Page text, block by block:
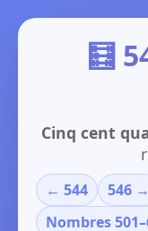
🧮
Cinq cent
← 544 546 →
Nombres